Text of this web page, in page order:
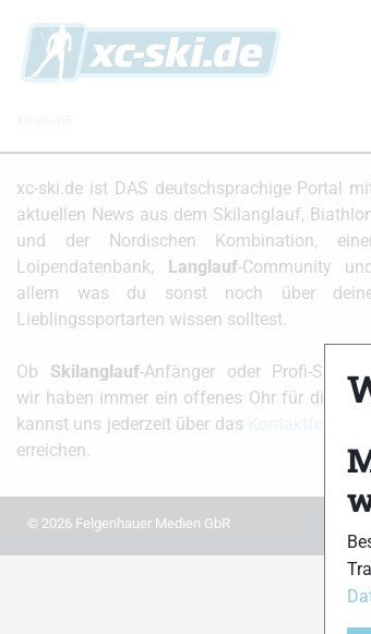
xc-ski.de ist DAS deutschsprachige Portal
aktuellen News aus dem Skilanglauf,
und der Nordischen Kombination,
Loipendatenbank, Langlauf-Community
allem was du sonst noch über
Lieblingssportarten wissen solltest.
Ob Skilanglauf-Anfänger oder Profi-Sportler,
wir haben immer ein offenes Ohr für dich!
kannst uns jederzeit über das
erreichen.
© 2026 Felgenhauer Medien GbR